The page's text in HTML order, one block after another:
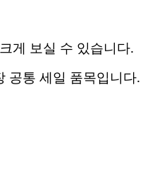
게 보실 수 있습니다.
공통 세일 품목입니다.